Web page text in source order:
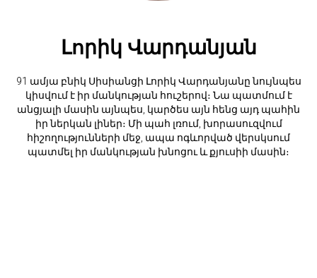
Լորիկ Վարդանյան
91 ամյա բնիկ Սիսիանցի Լորիկ Վարդանյանը նույնպես
կիսվում է իր մանկության հուշերով։ Նա պատմում է
անցյալի մասին այնպես, կարծես այն հենց այդ պահին
իր ներկան լիներ։ Մի պահ լռում, խորասուզվում
հիշողությունների մեջ, ապա ոգևորված վերսկսում
պատմել իր մանկության խնոցու և քյուսիի մասին։